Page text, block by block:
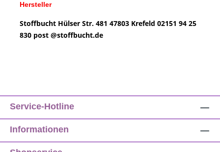
Hersteller
Stoffbucht Hülser Str. 481 47803 Krefeld 02151 94 25
830 post @stoffbucht.de
Service-Hotline
Informationen